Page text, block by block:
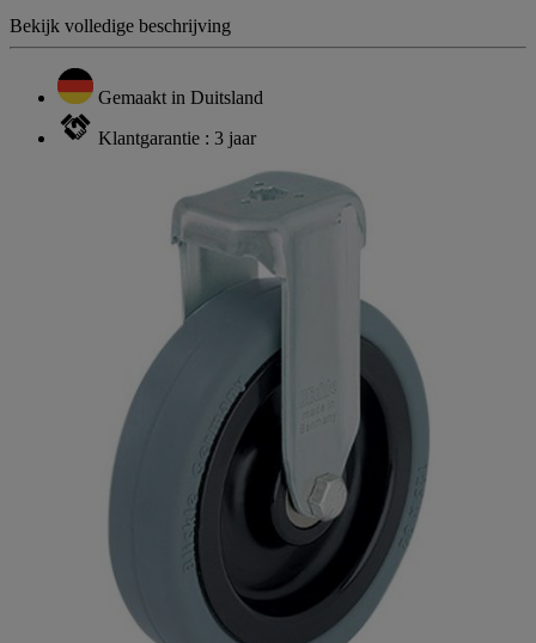
Bekijk volledige beschrijving
Gemaakt in Duitsland
Klantgarantie : 3 jaar